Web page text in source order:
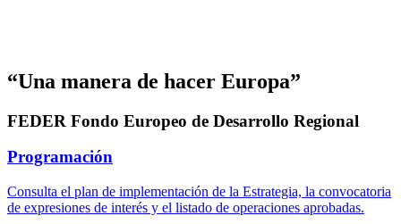
“Una manera de hacer Europa”
FEDER Fondo Europeo de Desarrollo Regional
Programación
Consulta el plan de implementación de la Estrategia, la convocatoria
de expresiones de interés y el listado de operaciones aprobadas.